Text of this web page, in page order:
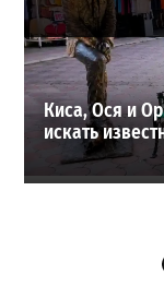
Киса, Ося и
искать